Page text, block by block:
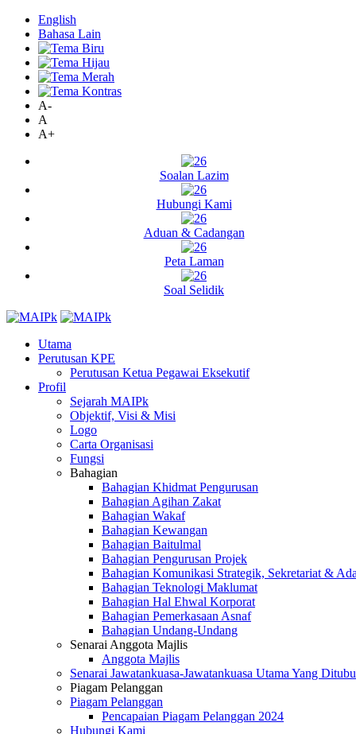
English
Bahasa Lain
A-
A
A+
Soalan Lazim
Hubungi Kami
Aduan & Cadangan
Peta Laman
Soal Selidik
Utama
Perutusan KPE
Perutusan Ketua Pegawai Eksekutif
Profil
Sejarah MAIPk
Objektif, Visi & Misi
Logo
Carta Organisasi
Fungsi
Bahagian
Bahagian Khidmat Pengurusan
Bahagian Agihan Zakat
Bahagian Wakaf
Bahagian Kewangan
Bahagian Baitulmal
Bahagian Pengurusan Projek
Bahagian Komunikasi Strategik, Sekretariat &
Bahagian Teknologi Maklumat
Bahagian Hal Ehwal Korporat
Bahagian Pemerkasaan Asnaf
Bahagian Undang-Undang
Senarai Anggota Majlis
Anggota Majlis
Senarai Jawatankuasa-Jawatankuasa Utama Yang
Piagam Pelanggan
Piagam Pelanggan
Pencapaian Piagam Pelanggan 2024
Hubungi Kami